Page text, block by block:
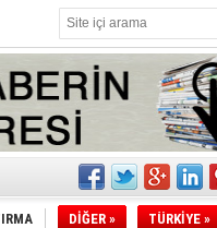
DİĞER » TÜRKİYE »